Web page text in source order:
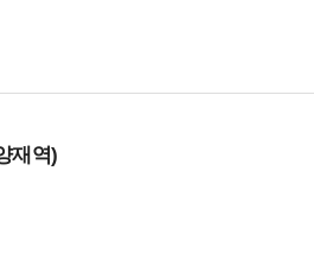
재역)